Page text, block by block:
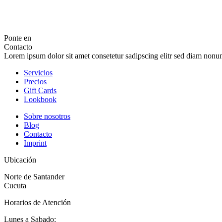
Ponte en
Contacto
Lorem ipsum dolor sit amet consetetur sadipscing elitr sed diam
Servicios
Precios
Gift Cards
Lookbook
Sobre nosotros
Blog
Contacto
Imprint
Ubicación
Norte de Santander
Cucuta
Horarios de Atención
Lunes a Sabado: